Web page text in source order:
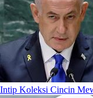
Intip Koleksi Cincin